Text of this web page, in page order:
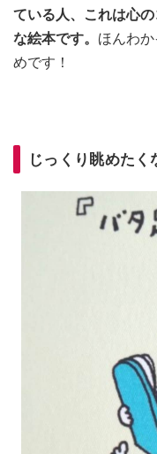
ている人、これは心
な絵本です。 ほんわ
めです！
じっくり眺めたく